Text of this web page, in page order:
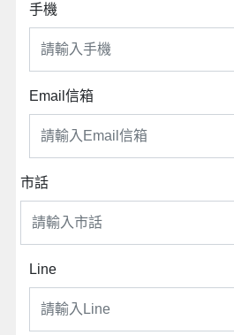
手機
Email信箱
市話
Line